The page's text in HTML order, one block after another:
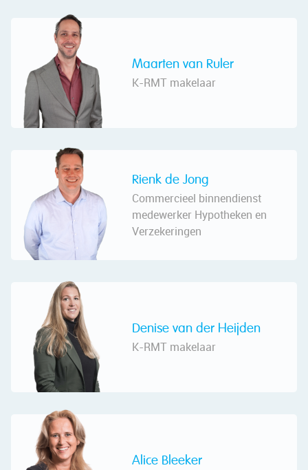
Maarten van Ruler
K-RMT makelaar
Rienk de Jong
Commercieel binnendienst
medewerker Hypotheken en
Verzekeringen
Denise van der Heijden
K-RMT makelaar
Alice Bleeker